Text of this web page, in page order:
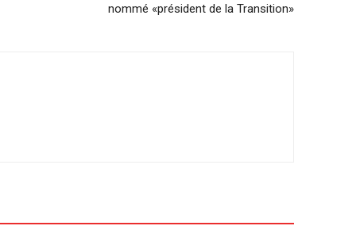
nommé «président de la Transition»